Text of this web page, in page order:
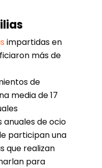
impartidas en
más de
de
media de 17
anuales de ocio
participan una
que realizan
para